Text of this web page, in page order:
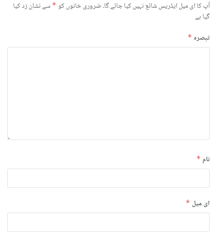
آپ کا ای میل ایڈریس شائع نہیں کیا جائے گا۔ضروری خانوں کو * سے نشان زد کیا
گیا ہے
تبصرہ *
نام *
ای میل *